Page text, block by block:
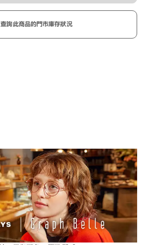
查詢此商品的門市庫存狀況